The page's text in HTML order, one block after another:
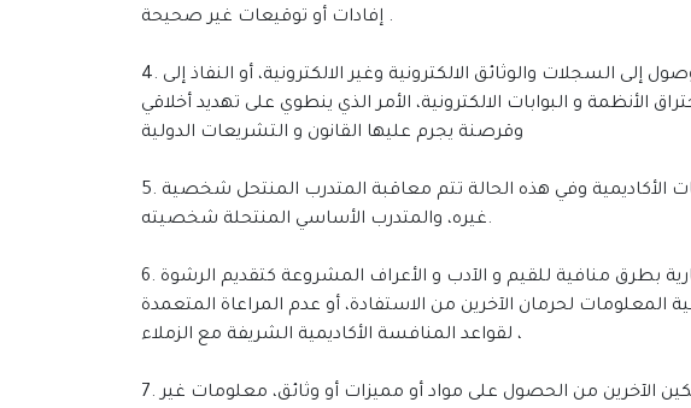
إفادات أو توقيعات غير صحيحة .
4. الوصول غير المصرح به إلى الوثائق الرسمية الأكاديمية والإدارية : الممارسات المؤدية إلى الاطلاع أو الوصول إلى السجلات والوثائق الالكترونية وغير الالكترونية، أو النفاذ إلى
و البوابات الالكترونية، الأمر الذي ينطوي على تهديد أخلاقي
وقرصنة يجرم عليها القانون و التشريعات الدولية
5. انتحال شخصية الغير: ادعاء المتدرب صفة غيره داخل الصف، أو في اختبار أو في أي نوع من الواجبات الأكاديمية وفي هذه الحالة تتم معاقبة المتدرب المنتحل شخصية
غيره، والمتدرب الأساسي المنتحلة شخصيته.
6. الحصول على ميزة أكاديمية : القيام بسلوكه أو ممارسة تهدف الحصول على درجات أكاديمية أو اعتبارية بطرق منافية للقيم و الآدب و الأعراف المشروعة كتقديم الرشوة
لحرمان الآخرين من الاستفادة، أو عدم المراعاة المتعمدة
لقواعد المنافسة الأكاديمية الشريفة مع الزملاء ،
7. المساعدة على التحريض على خيانة الأمانة : تقديم المساعدة أو المساندة المادية و المعنوية لتمكين الآخرين من الحصول على مواد أو مميزات أو وثائق، معلومات غير